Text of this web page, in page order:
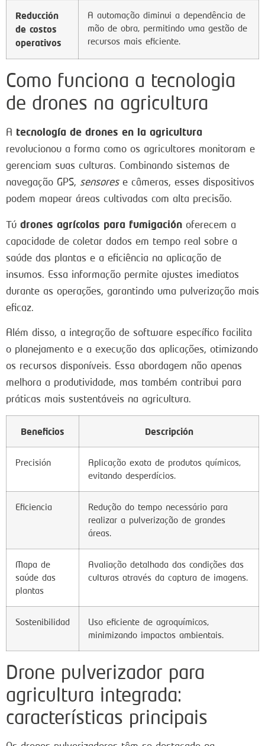
Reducción
de costos
operativos
A automação diminui a dependência de
mão de obra, permitindo uma gestão de
recursos mais eficiente.
Como funciona a tecnologia
de drones na agricultura
A tecnología de drones en la agricultura
revolucionou a forma como os agricultores monitoram e
gerenciam suas culturas. Combinando sistemas de
navegação GPS, sensorese câmeras, esses dispositivos
podem mapear áreas cultivadas com alta precisão.
Tú drones agrícolas para fumigación oferecem a
capacidade de coletar dados em tempo real sobre a
saúde das plantas e a eficiência na aplicação de
insumos. Essa informação permite ajustes imediatos
durante as operações, garantindo uma pulverização mais
eficaz.
Além disso, a integração de software específico facilita
o planejamento e a execução das aplicações, otimizando
os recursos disponíveis. Essa abordagem não apenas
melhora a produtividade, mas também contribui para
práticas mais sustentáveis na agricultura.
Beneficios Descripción
Precisión
Aplicação exata de produtos químicos,
evitando desperdícios.
Eficiencia
Redução do tempo necessário para
realizar a pulverização de grandes
áreas.
Mapa de
saúde das
plantas
Avaliação detalhada das condições das
culturas através da captura de imagens.
Sostenibilidad
Uso eficiente de agroquímicos,
minimizando impactos ambientais.
Drone pulverizador para
agricultura integrada:
características principais